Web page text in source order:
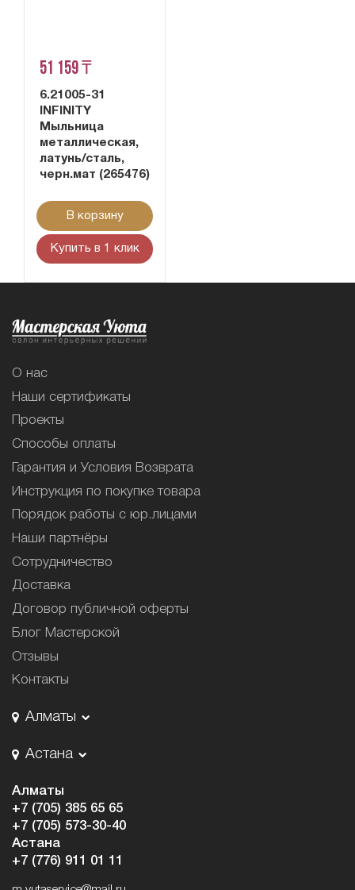
51 159 ₸
6.21005-31
INFINITY
Мыльница
металлическая,
латунь/сталь,
черн.мат (265476)
В корзину
Купить в 1 клик
О нас
Наши сертификаты
Проекты
Способы оплаты
Гарантия и Условия Возврата
Инструкция по покупке товара
Порядок работы с юр.лицами
Наши партнёры
Сотрудничество
Доставка
Договор публичной оферты
Блог Мастерской
Отзывы
Контакты
Алматы
Астана
Алматы
+7 (705) 385 65 65
+7 (705) 573-30-40
Астана
+7 (776) 911 01 11